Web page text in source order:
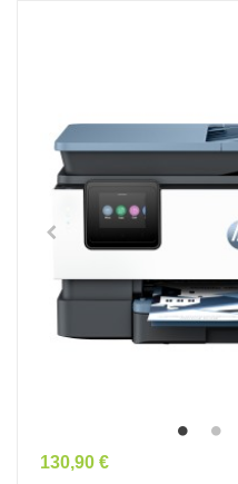
Prix
130,90 €